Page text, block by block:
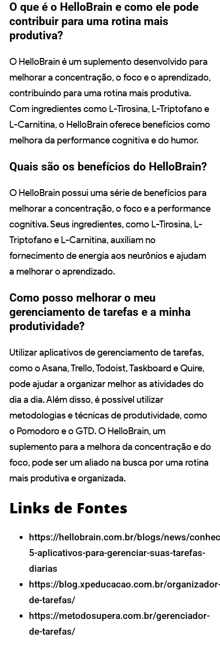
O que é o HelloBrain e como ele pode
contribuir para uma rotina mais
produtiva?
O HelloBrain é um suplemento desenvolvido para
melhorar a concentração, o foco e o aprendizado,
contribuindo para uma rotina mais produtiva.
Com ingredientes como L-Tirosina, L-Triptofano e
L-Carnitina, o HelloBrain oferece benefícios como
melhora da performance cognitiva e do humor.
Quais são os benefícios do HelloBrain?
O HelloBrain possui uma série de benefícios para
melhorar a concentração, o foco e a performance
cognitiva. Seus ingredientes, como L-Tirosina, L-
Triptofano e L-Carnitina, auxiliam no
fornecimento de energia aos neurônios e ajudam
a melhorar o aprendizado.
Como posso melhorar o meu
gerenciamento de tarefas e a minha
produtividade?
Utilizar aplicativos de gerenciamento de tarefas,
como o Asana, Trello, Todoist, Taskboard e Quire,
pode ajudar a organizar melhor as atividades do
dia a dia. Além disso, é possível utilizar
metodologias e técnicas de produtividade, como
o Pomodoro e o GTD. O HelloBrain, um
suplemento para a melhora da concentração e do
foco, pode ser um aliado na busca por uma rotina
mais produtiva e organizada.
Links de Fontes
https://hellobrain.com.br/blogs/news/
5-aplicativos-para-gerenciar-suas-tarefas-
diarias
https://blog.xpeducacao.com.br/
de-tarefas/
https://metodosupera.com.br/gerenciador-
de-tarefas/